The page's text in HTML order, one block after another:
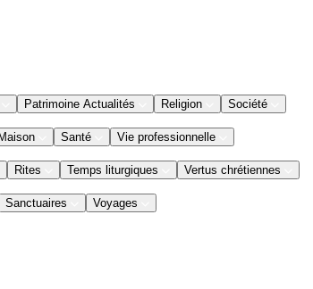
Patrimoine Actualités Religion Société
Maison Santé Vie professionnelle
Rites Temps liturgiques Vertus chrétiennes
Sanctuaires Voyages